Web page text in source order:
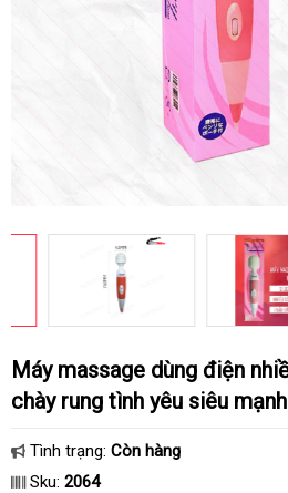
Máy massage dùng điện nhiều tần số rung - Fairy
chày rung tình yêu siêu mạnh
Tình trạng: Còn hàng
Sku: 2064